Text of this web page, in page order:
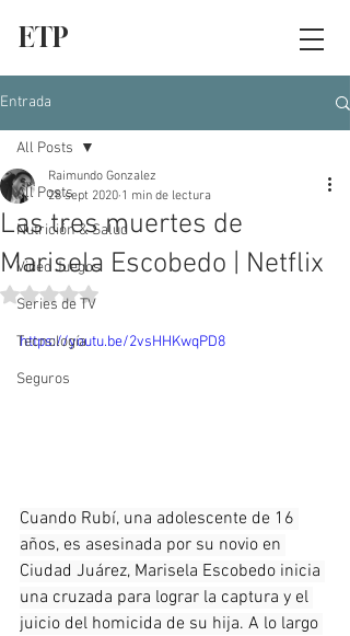
ETP
Entrada
All Posts
Nutrición & Salud
Video Juegos
Series de TV
Tecnología
Seguros
All Posts
Las tres muertes de
Marisela Escobedo | Netflix
Raimundo Gonzalez
28 sept 2020 1 min de lectura
Obtuvo NaN de 5 estrellas.
https://youtu.be/2vsHHKwqPD8
Cuando Rubí, una adolescente de 16
años, es asesinada por su novio en
Ciudad Juárez, Marisela Escobedo inicia
una cruzada para lograr la captura y el
juicio del homicida de su hija. A lo largo